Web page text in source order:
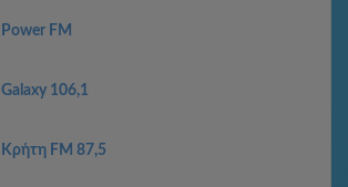
Power FM
Galaxy 106,1
Κρήτη FM 87,5